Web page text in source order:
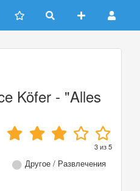
Köfer - "Alles
3из5
Другое / Развлечения